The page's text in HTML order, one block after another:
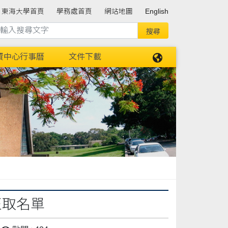
東海大學首頁 學務處首頁 網站地圖 English
中心行事曆 文件下載
名單